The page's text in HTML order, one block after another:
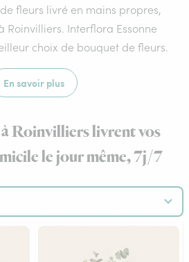
fleurs livré en mains propres,
Roinvilliers. Interflora Essonne
choix de bouquet de fleurs.
En savoir plus
Roinvilliers livrent vos
le jour même, 7j/7